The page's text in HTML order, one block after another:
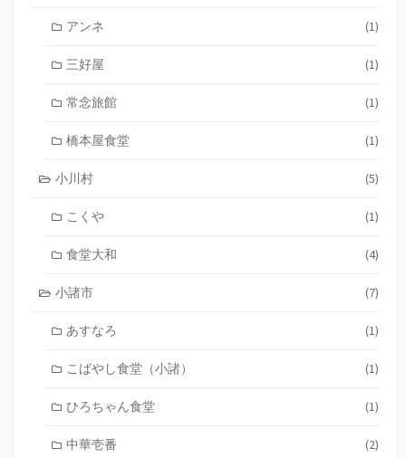
アンネ (1)
三好屋 (1)
常念旅館 (1)
橋本屋食堂 (1)
小川村 (5)
こくや (1)
食堂大和 (4)
小諸市 (7)
あすなろ (1)
こばやし食堂（小諸） (1)
ひろちゃん食堂 (1)
中華壱番 (2)